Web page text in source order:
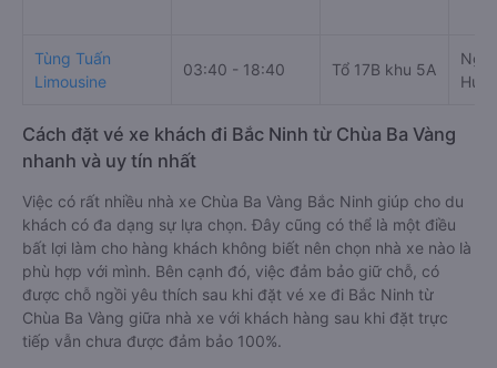
Tùng Tuấn
Limousine
03:40 - 18:40 Tổ 17B khu 5A
Ngã
Cách đặt vé xe khách đi Bắc Ninh từ Chùa Ba Vàng
nhanh và uy tín nhất
Việc có rất nhiều nhà xe Chùa Ba Vàng Bắc Ninh giúp cho du
khách có đa dạng sự lựa chọn. Đây cũng có thể là một điều
bất lợi làm cho hàng khách không biết nên chọn nhà xe nào là
phù hợp với mình. Bên cạnh đó, việc đảm bảo giữ chỗ, có
được chỗ ngồi yêu thích sau khi đặt vé xe đi Bắc Ninh từ
Chùa Ba Vàng giữa nhà xe với khách hàng sau khi đặt trực
tiếp vẫn chưa được đảm bảo 100%.